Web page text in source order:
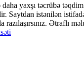
yaxşı təcrübə
Saytdan istənilən
Ətraflı